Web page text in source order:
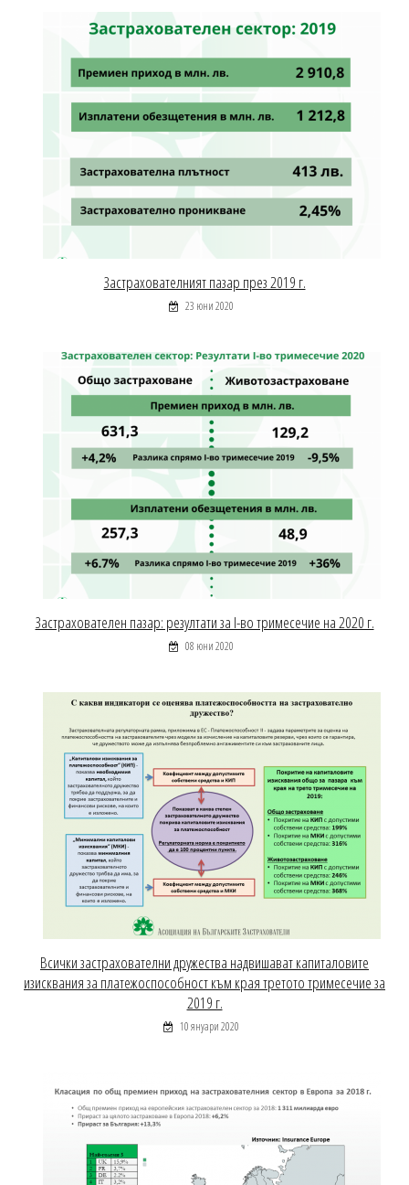
Застрахователният пазар през 2019 г.
23 юни 2020
Застрахователен пазар: резултати за І-во тримесечие на 2020 г.
08 юни 2020
Всички застрахователни дружества надвишават капиталовите
изисквания за платежоспособност към края третото тримесечие за
2019 г.
10 януари 2020